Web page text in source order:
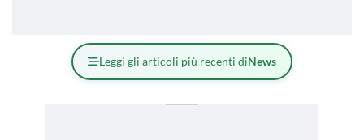
Leggi gli articoli più recenti diNews